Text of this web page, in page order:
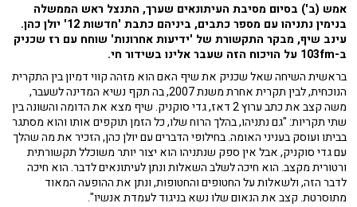
אמש (ב') בסיום מסיבת העיתונאים שערך, התנצל ראש הממשלה
בנימין נתניהו עם מספר כתבים, ביניהם כתבת 'חדשות 12' יולן כהן.
עינב שיף, מבקר התקשורת של 'ידיעות אחרונות' שוחח עם רז שכניק
ב-103fm על הויכוח הזה שעבר אלינו בשידור חי.
בראשית השיחה שאל שכניק את שיף האם הוא מזהה קווי דמיון בין התקרית
הנוכחית, לבין תקרית אחרת משנת 2007, בה תקף נשיא המדינה לשעבר,
משה קצב את כתב ערוץ 2 דאז, גדי סוקניק. שיף מצא את הדומה והשונה בין
שתי תקריות: "גם נתניהו, בהלך הרוח שלו, כל הזמן תוקפים אותו והוא מסתגר
בביתו ועוסק בעניני האומה. בחילופי הדברים עם יולן כהן, הזכיר את מה שהלך
עם גדי סוקניק, אבל אין ספק שנתניהו הוא יצור יותר משוכלל תקשורתית
ורטורית מקצב. הוא חיכה לשלב השאלות ונתן לעיתונאים לדבר. הוא חיכה
לדבר הזה, ולשאלות על החטופים והחטופות, ונתן את ההופעה המאוד
מתוסרטת. קצב את הנאום שלו נשא בניגוד לעמדת אנשיו".